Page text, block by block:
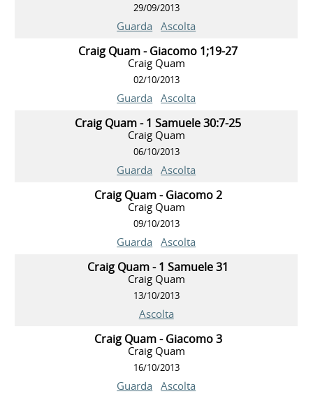
29/09/2013
Guarda Ascolta
Craig Quam - Giacomo 1;19-27
Craig Quam
02/10/2013
Guarda Ascolta
Craig Quam - 1 Samuele 30:7-25
Craig Quam
06/10/2013
Guarda Ascolta
Craig Quam - Giacomo 2
Craig Quam
09/10/2013
Guarda Ascolta
Craig Quam - 1 Samuele 31
Craig Quam
13/10/2013
Ascolta
Craig Quam - Giacomo 3
Craig Quam
16/10/2013
Guarda Ascolta